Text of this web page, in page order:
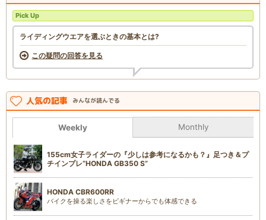
Pick Up
ライディングウエアを選ぶときの基本とは?
この疑問の回答を見る
人気の記事 みんなが読んでる
Weekly Monthly
155cm女子ライダーの『少しは参考になるかも？』足つき＆プ
チインプレ“HONDA GB350 S”
HONDA CBR600RR
バイクを操る楽しさをビギナーからでも体感できる